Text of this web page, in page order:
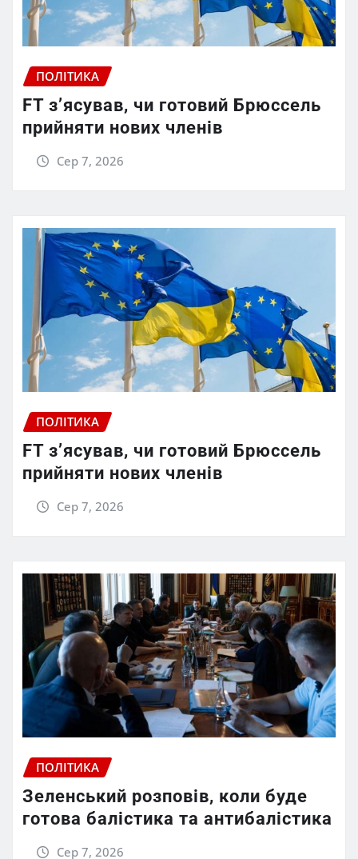
ПОЛІТИКА
FT зʼясував, чи готовий Брюссель
прийняти нових членів
Сер 7, 2026
ПОЛІТИКА
FT зʼясував, чи готовий Брюссель
прийняти нових членів
Сер 7, 2026
ПОЛІТИКА
Зеленський розповів, коли буде
готова балістика та антибалістика
Сер 7, 2026